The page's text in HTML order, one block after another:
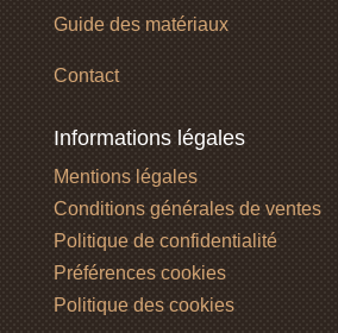
Guide des matériaux
Contact
Informations légales
Mentions légales
Conditions générales de ventes
Politique de confidentialité
Préférences cookies
Politique des cookies